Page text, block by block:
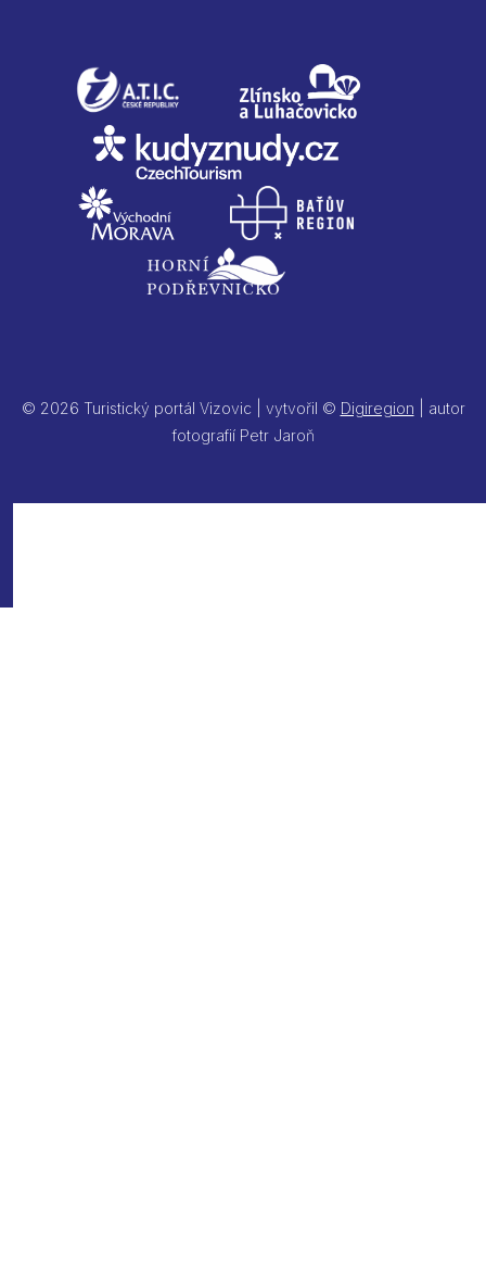
© 2026 Turistický portál Vizovic | vytvořil © Digiregion | autor
fotografií Petr Jaroň